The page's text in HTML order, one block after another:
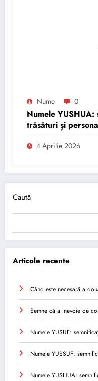
Nume 0
Numele
trăsături și
4 Aprilie 2026
Caută
Articole recente
Când este necesară a
Semne că ai nevoie de
Numele YUSUF:
Numele YUSSUF:
Numele YUSHUA: